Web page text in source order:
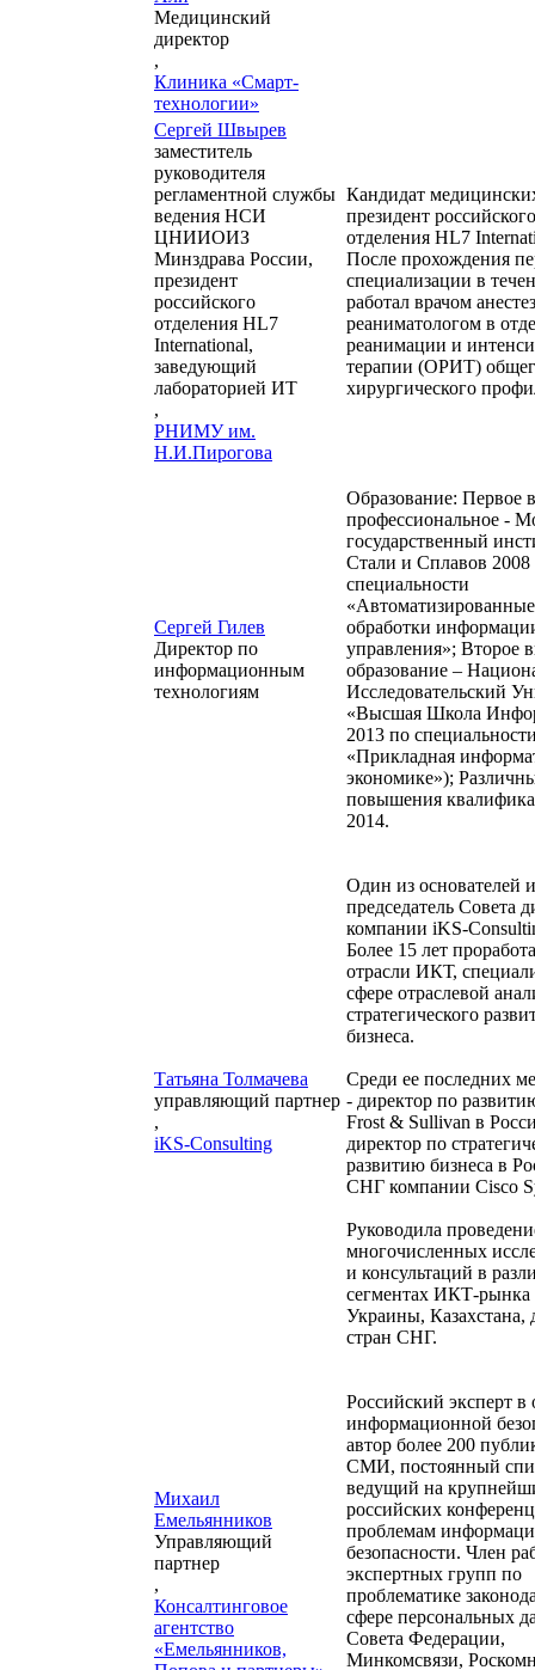
Медицинский
директор
,
Клиника «Смарт-
технологии»
Сергей Швырев
заместитель
руководителя
регламентной службы
ведения НСИ
ЦНИИОИЗ
Минздрава России,
президент
российского
отделения HL7
International,
заведующий
лабораторией ИТ
,
РНИМУ им.
Н.И.Пирогова
Кандидат
президент российского
отделения HL7
После прохождения
специализации в
работал врачом
реаниматологом в
реанимации и
терапии (ОРИТ)
хирургического
Сергей Гилев
Директор по
информационным
технологиям
Образование: Первое
профессиональное -
государственный
Стали и Сплавов 2008
специальности
обработки
управления»; Второе
образование –
Исследовательский
«Высшая Школа
2013 по
«Прикладная
экономике»);
повышения
2014.
Татьяна Толмачева
управляющий партнер
,
iKS-Consulting
Один из основателей и
председатель Совета
компании iKS-
Более 15 лет
отрасли ИКТ,
сфере отраслевой
стратегического
бизнеса.
Среди ее последних
- директор по
Frost & Sullivan в
директор по
развитию бизнеса в
СНГ компании Cisco
Руководила
многочисленных
и консультаций в
сегментах ИКТ-рынка
Украины, Казахстана,
стран СНГ.
Михаил
Емельянников
Управляющий
партнер
,
Консалтинговое
агентство
«Емельянников,
Российский эксперт в
информационной
автор более 200
СМИ, постоянный
ведущий на
российских
проблемам
безопасности. Член
экспертных групп по
проблематике
сфере персональных
Совета Федерации,
Минкомсвязи,